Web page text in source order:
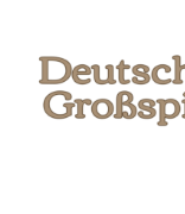
springen